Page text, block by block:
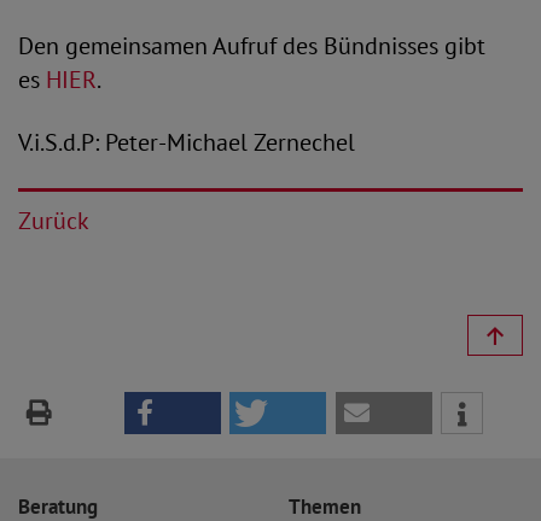
Den gemeinsamen Aufruf des Bündnisses gibt
es HIER.
V.i.S.d.P: Peter-Michael Zernechel
Zurück
Beratung
Themen